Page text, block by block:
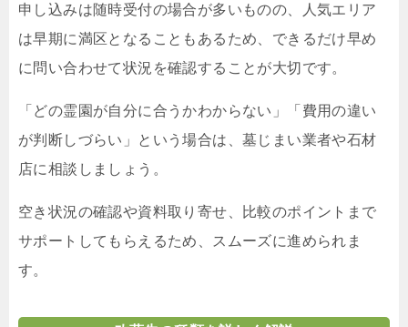
申し込みは随時受付の場合が多いものの、人気エリア
は早期に満区となることもあるため、できるだけ早め
に問い合わせて状況を確認することが大切です。
「どの霊園が自分に合うかわからない」「費用の違い
が判断しづらい」という場合は、墓じまい業者や石材
店に相談しましょう。
空き状況の確認や資料取り寄せ、比較のポイントまで
サポートしてもらえるため、スムーズに進められま
す。